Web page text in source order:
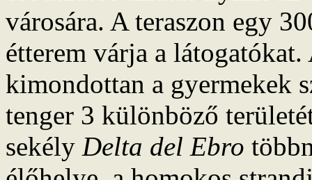
városára. A teraszon egy
étterem várja a
kimondottan a gyermekek
tenger 3 különböző
sekély Delta del Ebro